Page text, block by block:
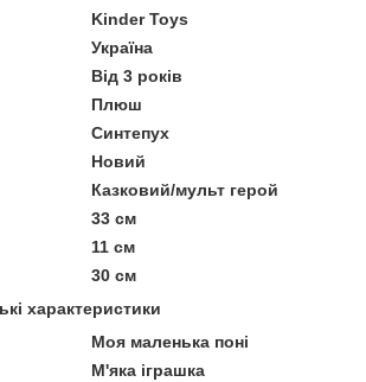
Kinder Toys
Україна
Від 3 років
Плюш
Синтепух
Новий
Казковий/мульт герой
33 см
11 см
30 см
характеристики
Моя маленька поні
М'яка іграшка